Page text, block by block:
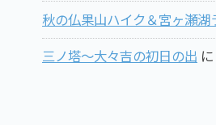
秋の仏果山ハイク＆宮ヶ瀬湖
三ノ塔～大々吉の初日の出 に